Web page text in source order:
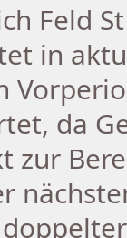
Feld
in
da
zur